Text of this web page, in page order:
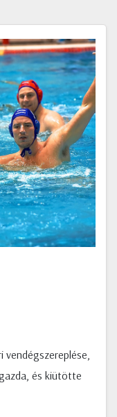
vendégszereplése,
és kiütötte